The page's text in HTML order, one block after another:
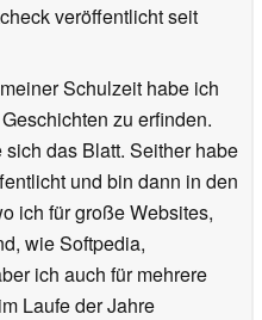
veröffentlichtseit
Schulzeit habe ich
zu erfinden.
das Blatt. Seither habe
und bin dann in den
ich für große Websites,
wie Softpedia,
ich auch für mehrere
Laufe der Jahre